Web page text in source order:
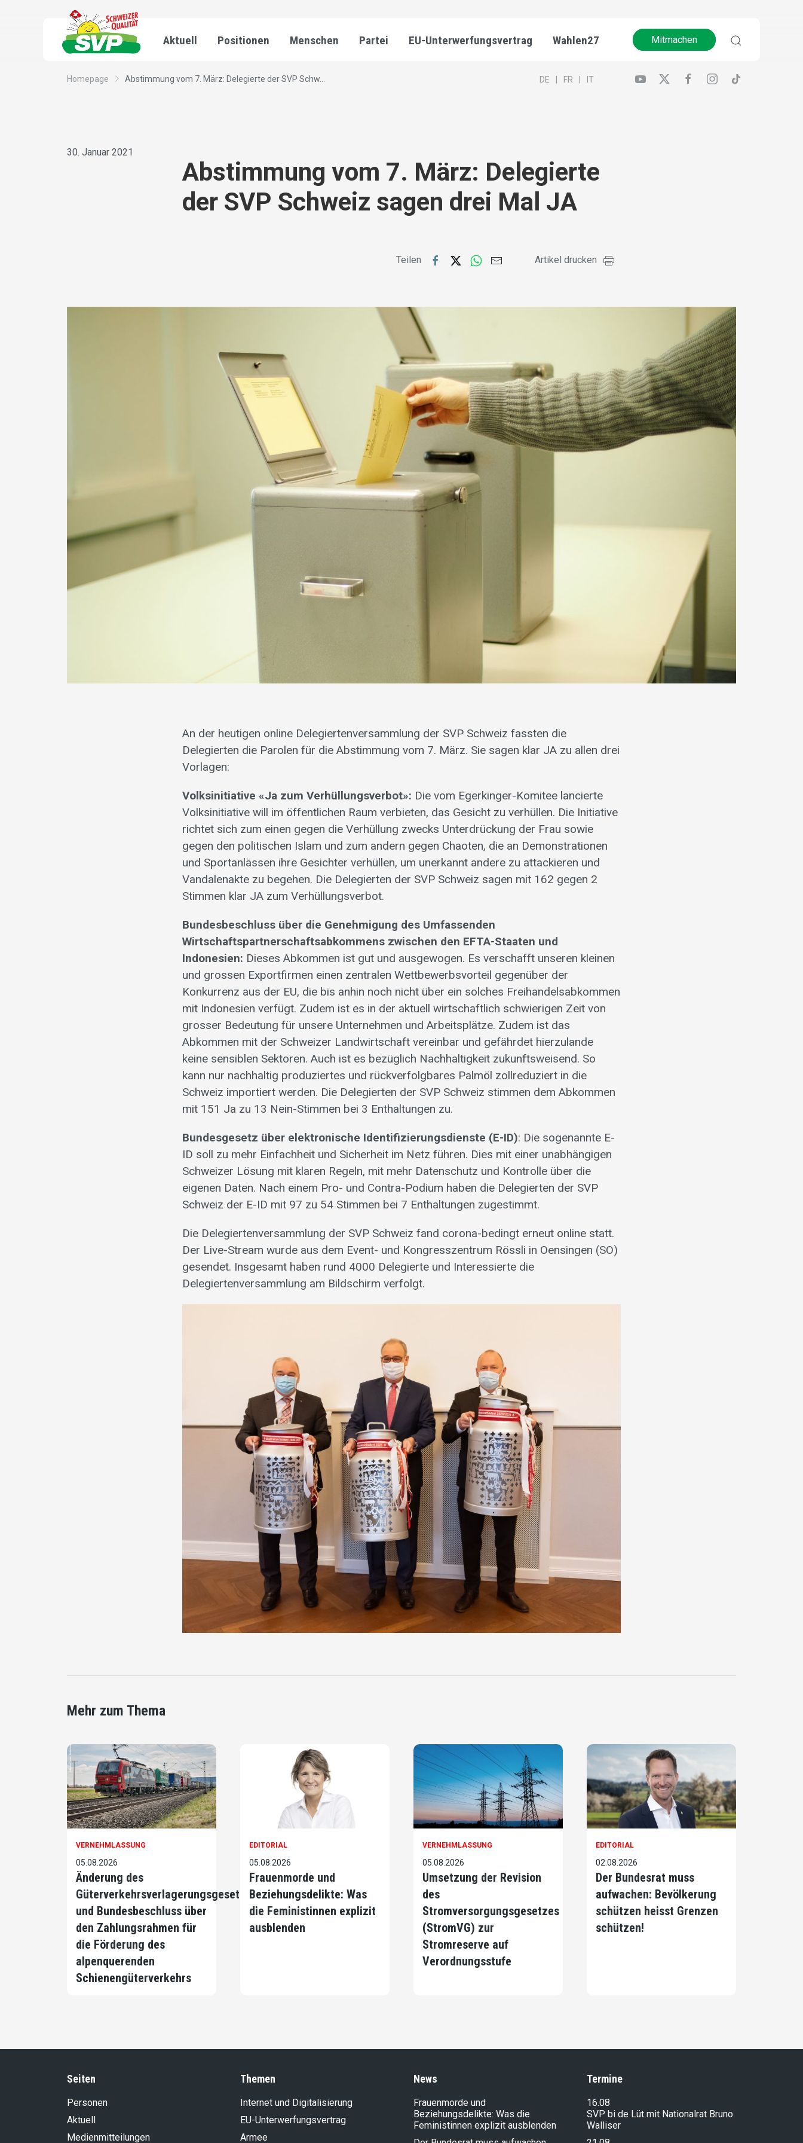
Aktuell Positionen Menschen Partei EU-Unterwerfungsvertrag Wahlen27 Mitmachen
Homepage Abstimmung vom 7. März: Delegierte der SVP Schw... DE FR IT
30. Januar 2021
Abstimmung vom 7. März: Delegierte
der SVP Schweiz sagen drei Mal JA
Teilen Artikel drucken
An der heutigen online Delegiertenversammlung der SVP Schweiz fassten die
Delegierten die Parolen für die Abstimmung vom 7. März. Sie sagen klar JA zu allen drei
Vorlagen:
Volksinitiative «Ja zum Verhüllungsverbot»: Die vom Egerkinger-Komitee lancierte
Volksinitiative will im öffentlichen Raum verbieten, das Gesicht zu verhüllen. Die Initiative
richtet sich zum einen gegen die Verhüllung zwecks Unterdrückung der Frau sowie
gegen den politischen Islam und zum andern gegen Chaoten, die an Demonstrationen
und Sportanlässen ihre Gesichter verhüllen, um unerkannt andere zu attackieren und
Vandalenakte zu begehen. Die Delegierten der SVP Schweiz sagen mit 162 gegen 2
Stimmen klar JA zum Verhüllungsverbot.
Bundesbeschluss über die Genehmigung des Umfassenden
Wirtschaftspartnerschaftsabkommens zwischen den EFTA-Staaten und
Indonesien: Dieses Abkommen ist gut und ausgewogen. Es verschafft unseren kleinen
und grossen Exportfirmen einen zentralen Wettbewerbsvorteil gegenüber der
Konkurrenz aus der EU, die bis anhin noch nicht über ein solches Freihandelsabkommen
mit Indonesien verfügt. Zudem ist es in der aktuell wirtschaftlich schwierigen Zeit von
grosser Bedeutung für unsere Unternehmen und Arbeitsplätze. Zudem ist das
Abkommen mit der Schweizer Landwirtschaft vereinbar und gefährdet hierzulande
keine sensiblen Sektoren. Auch ist es bezüglich Nachhaltigkeit zukunftsweisend. So
kann nur nachhaltig produziertes und rückverfolgbares Palmöl zollreduziert in die
Schweiz importiert werden. Die Delegierten der SVP Schweiz stimmen dem Abkommen
mit 151 Ja zu 13 Nein-Stimmen bei 3 Enthaltungen zu.
Bundesgesetz über elektronische Identifizierungsdienste (E-ID): Die sogenannte E-
ID soll zu mehr Einfachheit und Sicherheit im Netz führen. Dies mit einer unabhängigen
Schweizer Lösung mit klaren Regeln, mit mehr Datenschutz und Kontrolle über die
eigenen Daten. Nach einem Pro- und Contra-Podium haben die Delegierten der SVP
Schweiz der E-ID mit 97 zu 54 Stimmen bei 7 Enthaltungen zugestimmt.
Die Delegiertenversammlung der SVP Schweiz fand corona-bedingt erneut online statt.
Der Live-Stream wurde aus dem Event- und Kongresszentrum Rössli in Oensingen (SO)
gesendet. Insgesamt haben rund 4000 Delegierte und Interessierte die
Delegiertenversammlung am Bildschirm verfolgt.
Mehr zum Thema
VERNEHMLASSUNG
05.08.2026
Änderung des
Güterverkehrsverlagerungsgesetzes
und Bundesbeschluss über
den Zahlungsrahmen für
die Förderung des
alpenquerenden
Schienengüterverkehrs
EDITORIAL
05.08.2026
Frauenmorde und
Beziehungsdelikte: Was
die Feministinnen explizit
ausblenden
VERNEHMLASSUNG
05.08.2026
Umsetzung der Revision
des
Stromversorgungsgesetzes
(StromVG) zur
Stromreserve auf
Verordnungsstufe
EDITORIAL
02.08.2026
Der Bundesrat muss
aufwachen: Bevölkerung
schützen heisst Grenzen
schützen!
Seiten
Personen
Aktuell
Medienmitteilungen
Themen
Internet und Digitalisierung
EU-Unterwerfungsvertrag
Armee
News
Frauenmorde und
Beziehungsdelikte: Was die
Feministinnen explizit ausblenden
Termine
16.08
SVP bi de Lüt mit Nationalrat Bruno
Walliser